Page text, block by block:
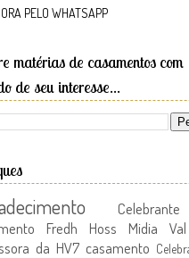
PELO WHATSAPP
matérias de casamentos com
de seu interesse...
Fredh Hoss
Midia
da HV7 casamento